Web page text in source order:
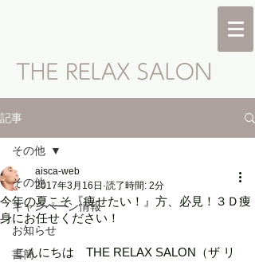
記事
その他
キャンペーン情報
お知らせ
書簡
その他
今年の夏こそ『痩せたい！』方、必見！３Ｄ痩
身にお任せください！
aisca-web
2017年3月16日 読了時間: 2分
こんにちは　THE RELAX SALON（ザ リ